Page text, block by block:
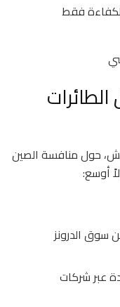
فقط
، حول منافسة الصين
أوسع:
سوق الدرونز
عبر شركات